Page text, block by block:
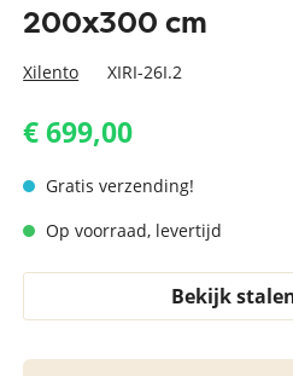
200x300 cm
Xilento XIRI-26I.2
€ 699,00
Gratis verzending!
Op voorraad, levertijd
Bekijk